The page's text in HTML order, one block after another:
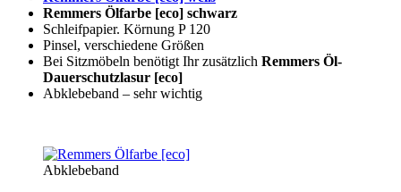
Remmers Ölfarbe [eco] schwarz
Schleifpapier. Körnung P 120
Pinsel, verschiedene Größen
Bei Sitzmöbeln benötigt Ihr zusätzlich Remmers Öl-
Dauerschutzlasur [eco]
Abklebeband – sehr wichtig
Abklebeband